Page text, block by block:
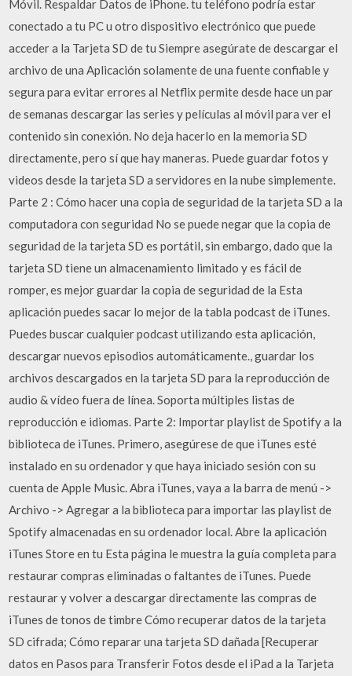
Móvil. Respaldar Datos de iPhone. tu teléfono podría estar
conectado a tu PC u otro dispositivo electrónico que puede
acceder a la Tarjeta SD de tu Siempre asegúrate de descargar el
archivo de una Aplicación solamente de una fuente confiable y
segura para evitar errores al Netflix permite desde hace un par
de semanas descargar las series y películas al móvil para ver el
contenido sin conexión. No deja hacerlo en la memoria SD
directamente, pero sí que hay maneras. Puede guardar fotos y
videos desde la tarjeta SD a servidores en la nube simplemente.
Parte 2 : Cómo hacer una copia de seguridad de la tarjeta SD a la
computadora con seguridad No se puede negar que la copia de
seguridad de la tarjeta SD es portátil, sin embargo, dado que la
tarjeta SD tiene un almacenamiento limitado y es fácil de
romper, es mejor guardar la copia de seguridad de la Esta
aplicación puedes sacar lo mejor de la tabla podcast de iTunes.
Puedes buscar cualquier podcast utilizando esta aplicación,
descargar nuevos episodios automáticamente., guardar los
archivos descargados en la tarjeta SD para la reproducción de
audio & vídeo fuera de línea. Soporta múltiples listas de
reproducción e idiomas. Parte 2: Importar playlist de Spotify a la
biblioteca de iTunes. Primero, asegúrese de que iTunes esté
instalado en su ordenador y que haya iniciado sesión con su
cuenta de Apple Music. Abra iTunes, vaya a la barra de menú ->
Archivo -> Agregar a la biblioteca para importar las playlist de
Spotify almacenadas en su ordenador local. Abre la aplicación
iTunes Store en tu Esta página le muestra la guía completa para
restaurar compras eliminadas o faltantes de iTunes. Puede
restaurar y volver a descargar directamente las compras de
iTunes de tonos de timbre Cómo recuperar datos de la tarjeta
SD cifrada; Cómo reparar una tarjeta SD dañada [Recuperar
datos en Pasos para Transferir Fotos desde el iPad a la Tarjeta